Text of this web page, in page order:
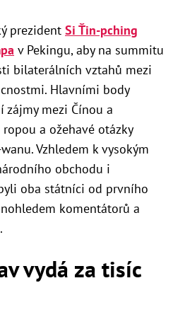
prezident Si Ťin-pching
v Pekingu, aby na summitu
bilaterálních vztahů mezi
Hlavními body
zájmy mezi Čínou a
a ožehavé otázky
Vzhledem k vysokým
obchodu i
oba státníci od prvního
komentátorů a
vydá za tisíc